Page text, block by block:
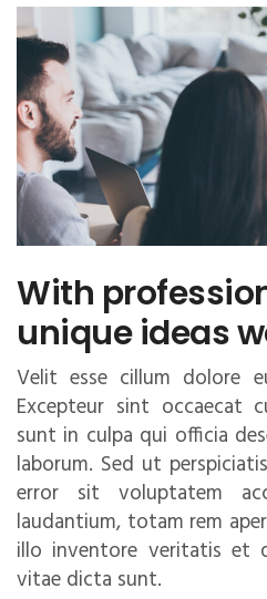
With
unique ideas
Velit esse cillum dolore
Excepteur sint occaecat
sunt in culpa qui officia
laborum. Sed ut
error sit voluptatem
laudantium, totam rem
illo inventore veritatis et
vitae dicta sunt.